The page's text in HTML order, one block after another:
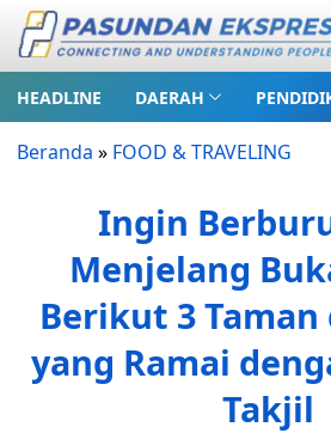
HEADLINE DAERAH
Beranda » FOOD & TRAVELING
Ingin
Menjelang
Berikut 3 Taman
yang Ramai
Takjil